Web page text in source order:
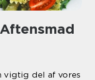
vigtig del af vores